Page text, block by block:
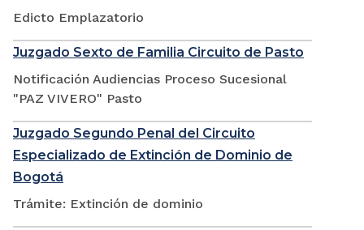
Edicto Emplazatorio
Juzgado Sexto de Familia Circuito de Pasto
Notificación Audiencias Proceso Sucesional
"PAZ VIVERO" Pasto
Juzgado Segundo Penal del Circuito
Especializado de Extinción de Dominio de
Bogotá
Trámite: Extinción de dominio